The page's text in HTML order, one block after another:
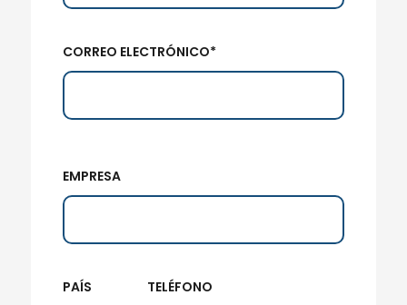
CORREO ELECTRÓNICO*
EMPRESA
PAÍS TELÉFONO